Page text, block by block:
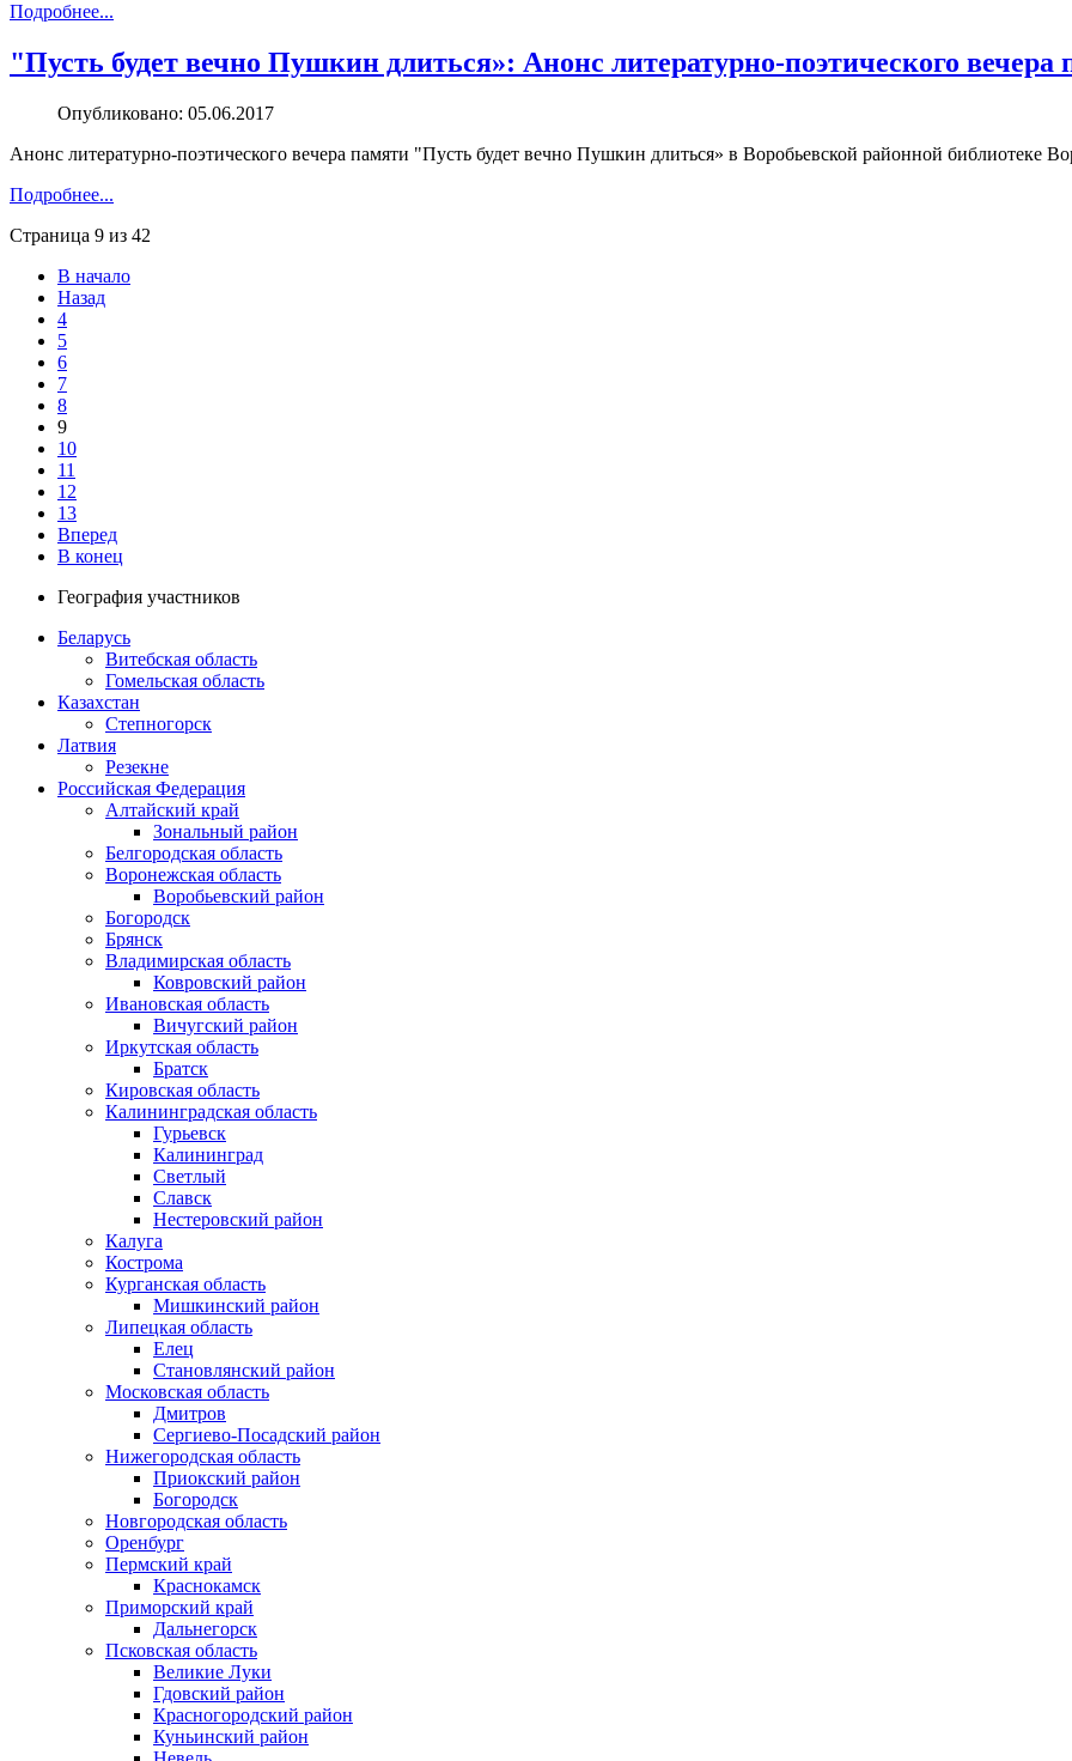
Подробнее...
"Пусть будет вечно Пушкин длиться»: Анонс литературно-поэтического вечера
Опубликовано: 05.06.2017
Анонс литературно-поэтического вечера памяти "Пусть будет вечно Пушкин длиться» в Воробьевской районной библиотеке
Подробнее...
Страница 9 из 42
В начало
Назад
4
5
6
7
8
9
10
11
12
13
Вперед
В конец
География участников
Беларусь
Витебская область
Гомельская область
Казахстан
Степногорск
Латвия
Резекне
Российская Федерация
Алтайский край
Зональный район
Белгородская область
Воронежская область
Воробьевский район
Богородск
Брянск
Владимирская область
Ковровский район
Ивановская область
Вичугский район
Иркутская область
Братск
Кировская область
Калининградская область
Гурьевск
Калининград
Светлый
Славск
Нестеровский район
Калуга
Кострома
Курганская область
Мишкинский район
Липецкая область
Елец
Становлянский район
Московская область
Дмитров
Сергиево-Посадский район
Нижегородская область
Приокский район
Богородск
Новгородская область
Оренбург
Пермский край
Краснокамск
Приморский край
Дальнегорск
Псковская область
Великие Луки
Гдовский район
Красногородский район
Куньинский район